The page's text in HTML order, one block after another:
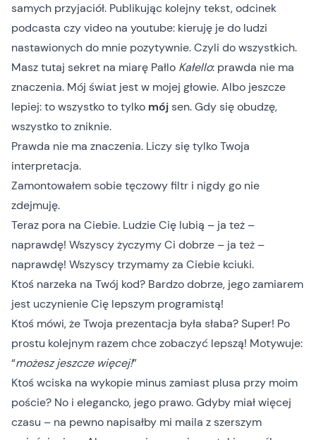
samych przyjaciół. Publikując kolejny tekst, odcinek
podcasta czy video na youtube: kieruję je do ludzi
nastawionych do mnie pozytywnie. Czyli do wszystkich.
Masz tutaj sekret na miarę Pałlo Kałello: prawda nie ma
znaczenia. Mój świat jest w mojej głowie. Albo jeszcze
lepiej: to wszystko to tylko mójsen. Gdy się obudzę,
wszystko to zniknie.
Prawda nie ma znaczenia. Liczy się tylko Twoja
interpretacja.
Zamontowałem sobie tęczowy filtr i nigdy go nie
zdejmuję.
Teraz pora na Ciebie. Ludzie Cię lubią – ja też –
naprawdę! Wszyscy życzymy Ci dobrze – ja też –
naprawdę! Wszyscy trzymamy za Ciebie kciuki.
Ktoś narzeka na Twój kod? Bardzo dobrze, jego zamiarem
jest uczynienie Cię lepszym programistą!
Ktoś mówi, że Twoja prezentacja była słaba? Super! Po
prostu kolejnym razem chce zobaczyć lepszą! Motywuje:
“możesz jeszcze więcej!”
Ktoś wciska na wykopie minus zamiast plusa przy moim
poście? No i elegancko, jego prawo. Gdyby miał więcej
czasu – na pewno napisałby mi maila z szerszym